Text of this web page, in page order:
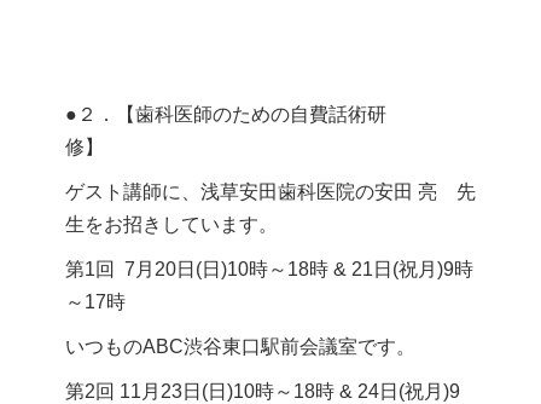
●２．【歯科医師のための自費話術研
修】
ゲスト講師に、浅草安田歯科医院の安田 亮 先
生をお招きしています。
第1回 7月20日(日)10時～18時 & 21日(祝月)9時
～17時
いつものABC渋谷東口駅前会議室です。
第2回 11月23日(日)10時～18時 & 24日(祝月)9